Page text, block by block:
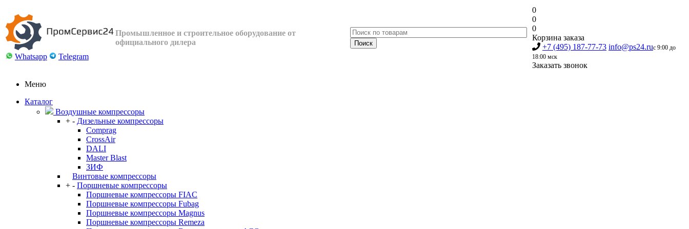
Whatsapp Telegram
Промышленное и строительное оборудование от
официального дилера
0
0
0
Корзина заказа
+7 (495) 187-77-73 info@ps24.ruс 9:00 до
18:00 мск
Заказать звонок
Меню
Каталог
Воздушные компрессоры
+ - Дизельные компрессоры
Comprag
CrossAir
DALI
Master Blast
ЗИФ
Винтовые компрессоры
+ - Поршневые компрессоры
Поршневые компрессоры FIAC
Поршневые компрессоры Fubag
Поршневые компрессоры Magnus
Поршневые компрессоры Remeza